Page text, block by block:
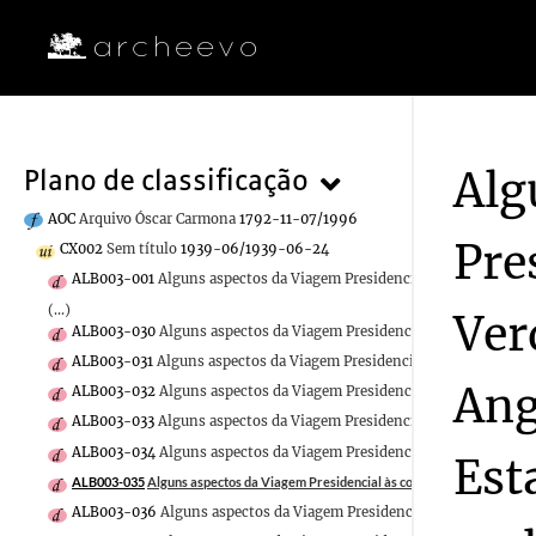
Plano de classificação
AOC Arquivo Óscar Carmona 1792-11-07/1996
CX002 Sem título 1939-06/1939-06-24
ALB003-001 Alguns aspectos da Viagem Presidencial às colónias de
(...)
ALB003-030 Alguns aspectos da Viagem Presidencial às colónias
ALB003-031 Alguns aspectos da Viagem Presidencial às colónias de
ALB003-032 Alguns aspectos da Viagem Presidencial às colónias
ALB003-033 Alguns aspectos da Viagem Presidencial às colónias de
ALB003-034 Alguns aspectos da Viagem Presidencial às colónias
ALB003-035Alguns aspectos da Viagem Presidencial às colónias de Cabo
ALB003-036 Alguns aspectos da Viagem Presidencial às colónias